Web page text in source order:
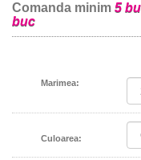
Comanda minim 5
buc
Marimea:
Culoarea: